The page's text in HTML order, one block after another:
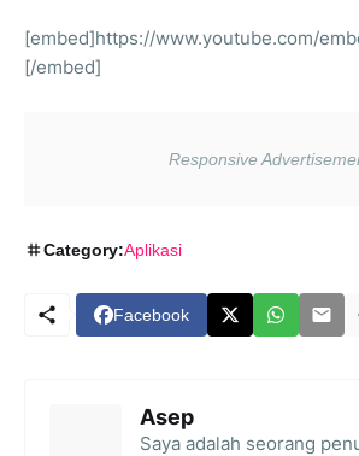
[embed]https://www.youtube.com/
[/embed]
Category:Aplikasi
Facebook
Asep
Saya adalah seorang